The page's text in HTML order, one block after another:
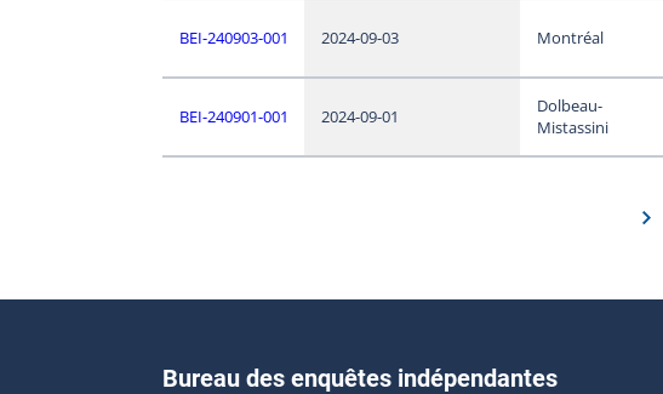
BEI-240903-001 2024-09-03 Montréal
BEI-240901-001 2024-09-01
Dolbeau-
Mistassini
Bureau des enquêtes indépendantes